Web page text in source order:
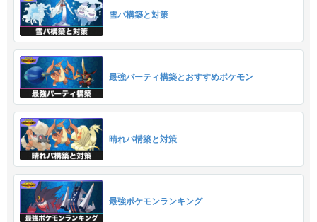
雪パ構築と対策
最強パーティ構築とおすすめポケモン
晴れパ構築と対策
最強ポケモンランキング